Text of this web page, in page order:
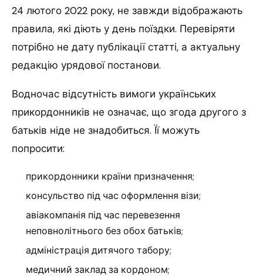
24 лютого 2022 року, не завжди відображають
правила, які діють у день поїздки. Перевіряти
потрібно не дату публікації статті, а актуальну
редакцію урядової постанови.
Водночас відсутність вимоги українських
прикордонників не означає, що згода другого з
батьків ніде не знадобиться. Її можуть
попросити:
прикордонники країни призначення;
консульство під час оформлення візи;
авіакомпанія під час перевезення
неповнолітнього без обох батьків;
адміністрація дитячого табору;
медичний заклад за кордоном;